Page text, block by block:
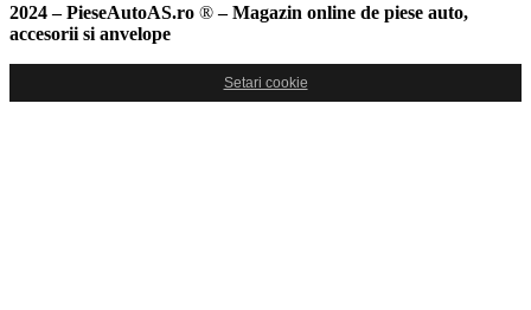
2024 – PieseAutoAS.ro ®– Magazin online de piese auto,
accesorii si anvelope
Setari cookie